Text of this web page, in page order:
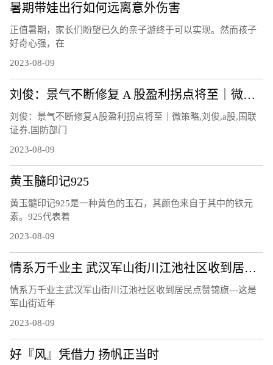
暑期带娃出行如何远离意外伤害
正值暑期，家长们盼望已久的亲子游终于可以实现。然而孩子
好奇心强，在
2023-08-09
刘俊：景气不断修复 A 股盈利拐点将至｜微策略
刘俊：景气不断修复A股盈利拐点将至｜微策略,刘俊,a股,国联
证券,国防部门
2023-08-09
黄玉髓印记925
黄玉髓印记925是一种黄色的玉石，其颜色来自于其中的铁元
素。925代表着
2023-08-09
情系万千业主 武汉军山街川江池社区收到居民点赞锦旗
情系万千业主武汉军山街川江池社区收到居民点赞锦旗---这是
军山街近年
2023-08-09
好『风』凭借力 扬帆正当时